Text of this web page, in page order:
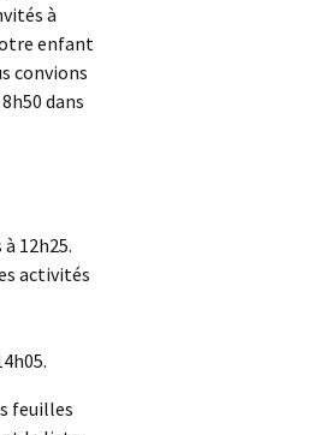
à
enfant
convions
dans
12h25.
activités
feuilles